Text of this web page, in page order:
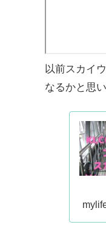
以前スカイ
なるかと思